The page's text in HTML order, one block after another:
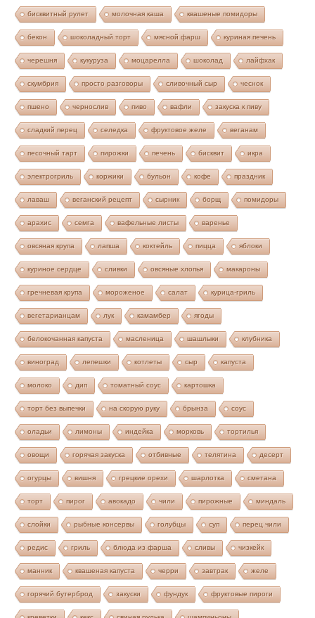
бисквитный рулет молочная каша квашеные помидоры
бекон шоколадный торт мясной фарш куриная печень
черешня кукуруза моцарелла шоколад лайфхак
скумбрия просто разговоры сливочный сыр чеснок
пшено чернослив пиво вафли закуска к пиву
сладкий перец селедка фруктовое желе веганам
песочный тарт пирожки печень бисквит икра
электрогриль коржики бульон кофе праздник
лаваш веганский рецепт сырник борщ помидоры
арахис семга вафельные листы варенье
овсяная крупа лапша коктейль пицца яблоки
куриное сердце сливки овсяные хлопья макароны
гречневая крупа мороженое салат курица-гриль
вегетарианцам лук камамбер ягоды
белокочанная капуста масленица шашлыки клубника
виноград лепешки котлеты сыр капуста
молоко дип томатный соус картошка
торт без выпечки на скорую руку брынза соус
оладьи лимоны индейка морковь тортилья
овощи горячая закуска отбивные телятина десерт
огурцы вишня грецкие орехи шарлотка сметана
торт пирог авокадо чили пирожные миндаль
слойки рыбные консервы голубцы суп перец чили
редис гриль блюда из фарша сливы чизкейк
манник квашеная капуста черри завтрак желе
горячий бутерброд закуски фундук фруктовые пироги